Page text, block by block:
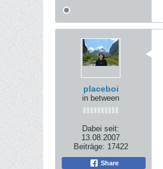
placeboi
in between
Dabei seit:
13.08.2007
Beiträge: 17422
Share